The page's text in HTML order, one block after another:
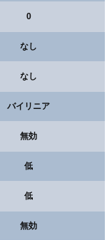
0
なし
なし
バイリニア
無効
低
低
無効